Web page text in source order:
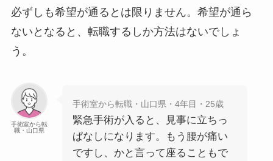
必ずしも希望が通るとは限りません。希望が通ら
ないとなると、転職するしか方法はないでしょ
う。
手術室から転
職・山口県
手術室から転職・山口県・4年目・25歳
緊急手術が入ると、見事に立ちっ
ぱなしになります。もう腰が痛い
ですし、かと言って座ることもで